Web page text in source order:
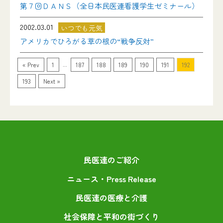
第７回ＤＡＮＳ（全日本民医連看護学生ゼミナール）
2002.03.01
いつでも元気
アメリカでひろがる草の根の“戦争反対”
« Prev 1 187 188 189 190 191
192
193
Next »
民医連のご紹介
ニュース・Press Release
民医連の医療と介護
社会保障と平和の街づくり